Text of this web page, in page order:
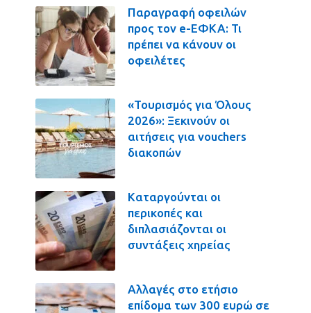
Παραγραφή οφειλών
προς τον e-ΕΦΚΑ: Τι
πρέπει να κάνουν οι
οφειλέτες
«Τουρισμός για Όλους
2026»: Ξεκινούν οι
αιτήσεις για vouchers
διακοπών
Καταργούνται οι
περικοπές και
διπλασιάζονται οι
συντάξεις χηρείας
Αλλαγές στο ετήσιο
επίδομα των 300 ευρώ σε